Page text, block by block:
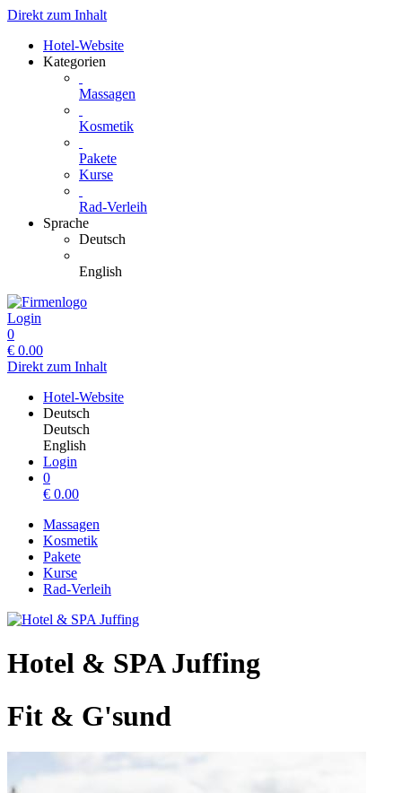
Direkt zum Inhalt
Hotel-Website
Kategorien
Massagen
Kosmetik
Pakete
Kurse
Rad-Verleih
Sprache
Deutsch
English
Login
0
€ 0.00
Direkt zum Inhalt
Hotel-Website
Deutsch
Deutsch
English
Login
0
€ 0.00
Massagen
Kosmetik
Pakete
Kurse
Rad-Verleih
Hotel & SPA Juffing
Fit & G'sund